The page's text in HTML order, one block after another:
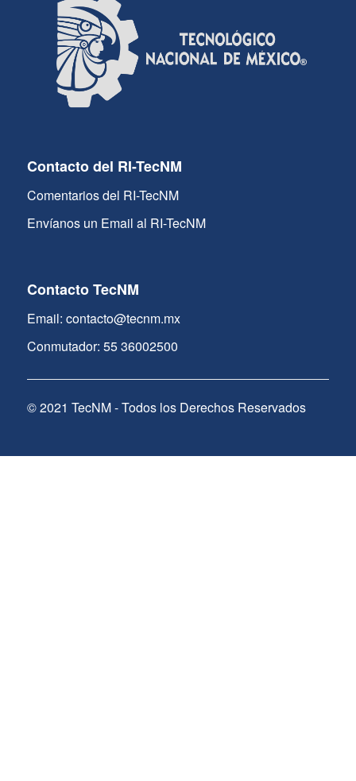
Contacto del RI-TecNM
Comentarios del RI-TecNM
Envíanos un Email al RI-TecNM
Contacto TecNM
Email: contacto@tecnm.mx
Conmutador: 55 36002500
© 2021 TecNM - Todos los Derechos Reservados